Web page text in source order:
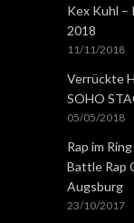
Kex Kuhl –
2018
11/11/2018
Verrückte
SOHO
05/05/2018
Rap im
Battle Rap
Augsburg
23/10/2017